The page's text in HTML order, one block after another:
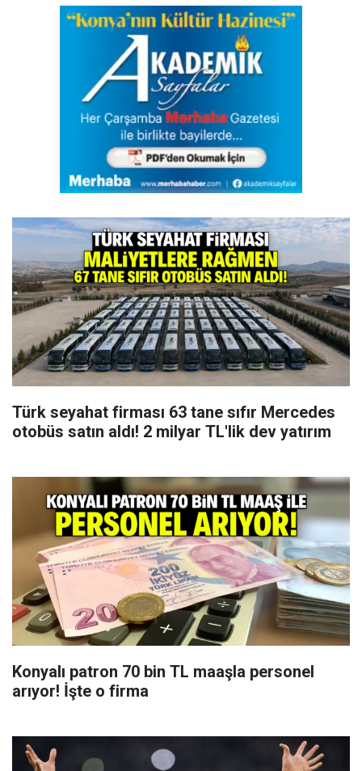
Türk seyahat firması 63 tane sıfır Mercedes
otobüs satın aldı! 2 milyar TL'lik dev yatırım
Konyalı patron 70 bin TL maaşla personel
arıyor! İşte o firma